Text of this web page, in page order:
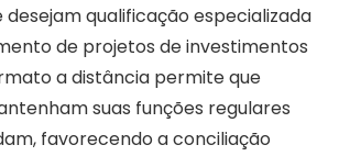
desejam qualificação especializada
de projetos de investimentos
a distância permite que
suas funções regulares
favorecendo a conciliação